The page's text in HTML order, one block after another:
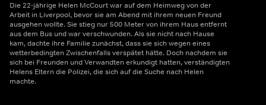
Die 22-jährige Helen McCourt war auf dem Heimweg von der
Arbeit in Liverpool, bevor sie am Abend mit ihrem neuen Freund
ausgehen wollte. Sie stieg nur 500 Meter von ihrem Haus entfernt
aus dem Bus und war verschwunden. Als sie nicht nach Hause
kam, dachte ihre Familie zunächst, dass sie sich wegen eines
wetterbedingten Zwischenfalls verspätet hätte. Doch nachdem sie
sich bei Freunden und Verwandten erkundigt hatten, verständigten
Helens Eltern die Polizei, die sich auf die Suche nach Helen
machte.